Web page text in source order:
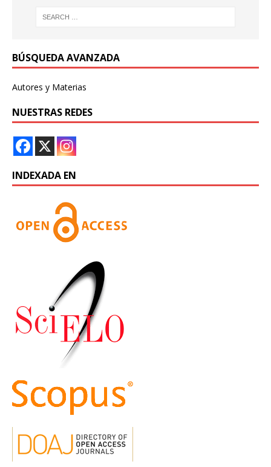
BÚSQUEDA AVANZADA
Autores y Materias
NUESTRAS REDES
INDEXADA EN